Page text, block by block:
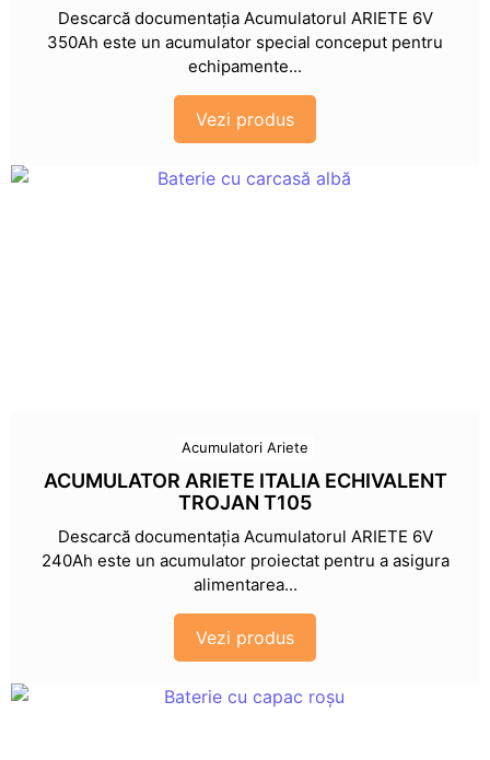
Descarcă documentația Acumulatorul ARIETE 6V
350Ah este un acumulator special conceput pentru
echipamente...
Vezi produs
Acumulatori Ariete
ACUMULATOR ARIETE ITALIA ECHIVALENT
TROJAN T105
Descarcă documentația Acumulatorul ARIETE 6V
240Ah este un acumulator proiectat pentru a asigura
alimentarea...
Vezi produs